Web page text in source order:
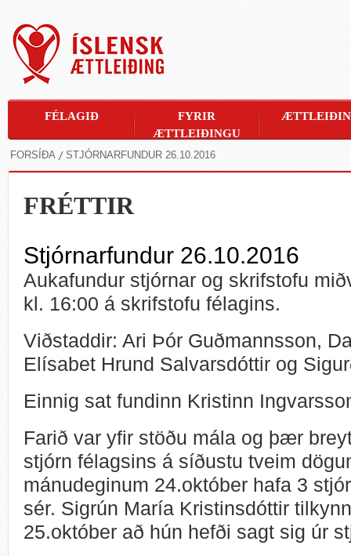
FORSÍÐA STJÓRNARFUNDUR 26.10.2016
FRÉTTIR
Stjórnarfundur 26.10.2016
Aukafundur stjórnar og skrifstofu
kl. 16:00 á skrifstofu félagins.
Viðstaddir: Ari Þór Guðmannsson,
Elísabet Hrund Salvarsdóttir og
Einnig sat fundinn Kristinn
Farið var yfir stöðu mála og þær
stjórn félagsins á síðustu tveim
mánudeginum 24.október hafa 3
sér. Sigrún María Kristinsdóttir
25.október að hún hefði sagt sig úr
FÉLAGIÐ
FYRIR
ÆTTLEIÐINGU